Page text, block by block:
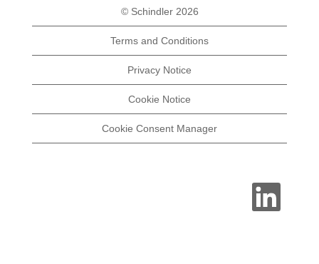
© Schindler 2026
Terms and Conditions
Privacy Notice
Cookie Notice
Cookie Consent Manager
O
n